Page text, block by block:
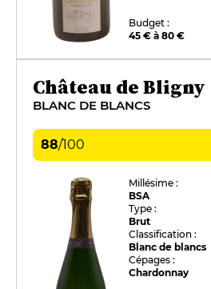
Budget :
45 € à 80 €
Château de Bligny
BLANC DE BLANCS
88/100
Millésime :
BSA
Type :
Brut
Classification :
Blanc de blancs
Cépages :
Chardonnay